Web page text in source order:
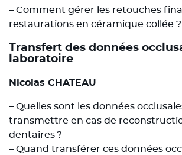
– Comment gérer les retouches
restaurations en céramique collée ?
Transfert des données
laboratoire
Nicolas CHATEAU
– Quelles sont les données
transmettre en cas de
dentaires ?
– Quand transférer ces données